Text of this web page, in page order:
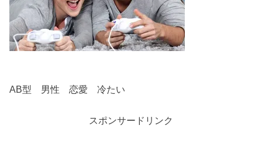
AB型 男性 恋愛 冷たい
スポンサードリンク